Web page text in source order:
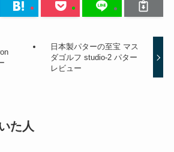
日本製パターの至宝 マス
ダゴルフ studio-2 パター
レビュー
た人